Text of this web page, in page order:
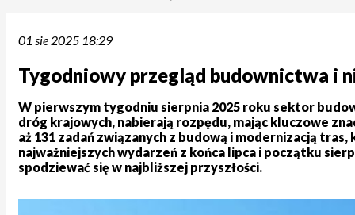
01 sie 2025 18:29
Tygodniowy przegląd budownictwa i
W pierwszym tygodniu sierpnia 2025 roku sektor
dróg krajowych, nabierają rozpędu, mając kluczowe
aż 131 zadań związanych z budową i modernizacją
najważniejszych wydarzeń z końca lipca i początku
spodziewać się w najbliższej przyszłości.